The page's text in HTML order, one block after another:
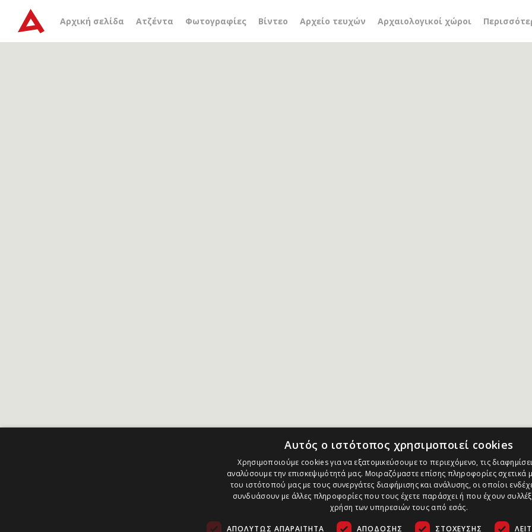
Αρχική σελίδα Ατζέντα Φωτογραφίες Βίντεο Αρχείο τευχών Αρχαιολογικοί χώροι
Αρχείο ετικέτας σκηνές Μαρτυρίων
Αυτός ο ιστότοπος χρησιμοποιεί cookies
Χρησιμοποιούμε cookies για να εξατομικεύσουμε το περιεχόμενο, τις
αναλύσουμε την επισκεψιμότητά μας. Μοιραζόμαστε επίσης πληροφορίες σχετικά
του ιστότοπού μας με τους συνεργάτες διαφήμισης και ανάλυσης, οι οποίοι
συνδυάσουν με άλλες πληροφορίες που τους έχετε παράσχει ή που έχουν
χρήση των υπηρεσιών τους από εσάς.
ΑΠΟΛΎΤΩΣ ΑΠΑΡΑΊΤΗΤΑ ΑΠΌΔΟΣΗΣ ΣΤΌΧΕΥΣΗΣ